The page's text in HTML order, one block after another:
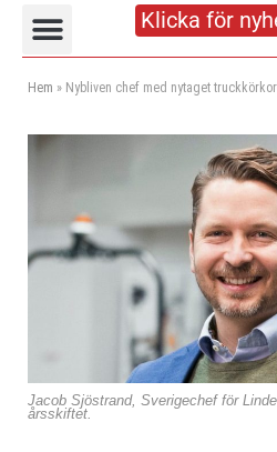
Klicka för
Hem » Nybliven chef med nytaget
Jacob Sjöstrand, Sverigechef för
årsskiftet.